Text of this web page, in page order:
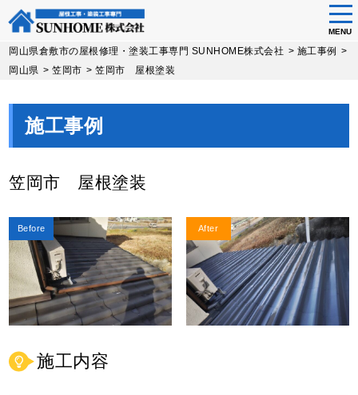
Skip
MENU
岡山県倉敷市の屋根修理・塗装工事専門 SUNHOME株式会社 > 施工事例 >
岡山県 >笠岡市 >笠岡市 屋根塗装
施工事例
笠岡市 屋根塗装
Before After
施工内容